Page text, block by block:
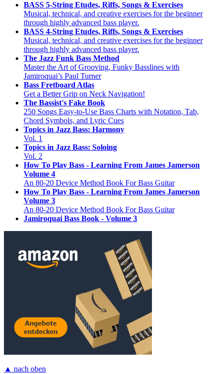
BASS 5-String Etudes, Riffs, Songs & Exercises
Musical, technical, and creative exercises for the beginner
through highly advanced bass player.
BASS 4-String Etudes, Riffs, Songs & Exercises
Musical, technical, and creative exercises for the beginner
through highly advanced bass player.
The Jazz Funk Bass Method
Master the Art of Grooving, Funky Basslines with
Jamiroquai’s Paul Turner
Bass Fretboard Atlas
Get a Better Grip on Neck Navigation!
The Bassist's Fake Book
250 Songs Easy-to-Use Bass Charts with Notation, Tab,
Chord Symbols, and Lyric Cues
Topics in Jazz Bass: Harmony
Vol. 1
Topics in Jazz Bass: Soloing
Vol. 2
How To Play Bass - Learning From James Jamerson
Volume 4
An 80-20 Device Method Book For Bass Guitar
How To Play Bass - Learning From James Jamerson
Volume 3
An 80-20 Device Method Book For Bass Guitar
Jamiroquai Bass Book - Volume 3
▲ nach oben